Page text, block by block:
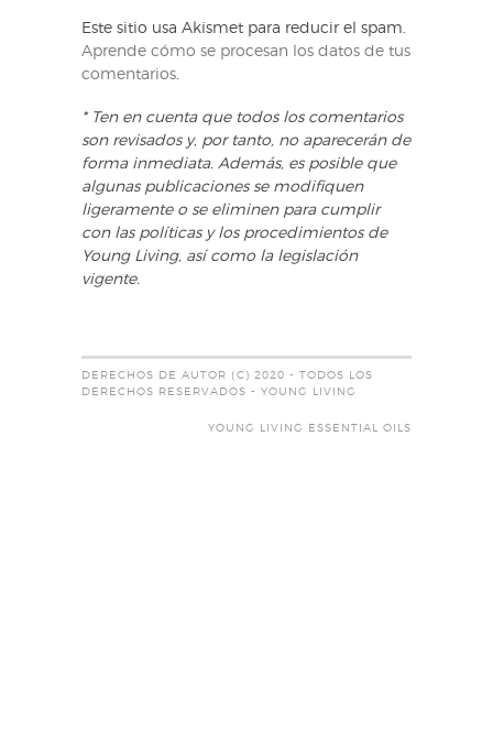
Este sitio usa Akismet para reducir el spam.
Aprende cómo se procesan los datos de tus
comentarios
* Ten en cuenta que todos los comentarios
son revisados y, por tanto, no aparecerán de
forma inmediata. Además, es posible que
algunas publicaciones se modifiquen
ligeramente o se eliminen para cumplir
con las políticas y los procedimientos de
Young Living, así como la legislación
vigente.
DERECHOS DE AUTOR (C) 2020 - TODOS LOS
DERECHOS RESERVADOS - YOUNG LIVING
YOUNG LIVING ESSENTIAL OILS